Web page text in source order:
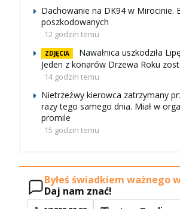
Dachowanie na DK94 w Mirocinie.
poszkodowanych
12 godzin temu
ZDJĘCIA
Nawałnica uszkodziła
Jeden z konarów Drzewa Roku
14 godzin temu
Nietrzeźwy kierowca zatrzymany
razy tego samego dnia. Miał w
promile
15 godzin temu
Byłeś świadkiem ważnego
Daj nam znać!